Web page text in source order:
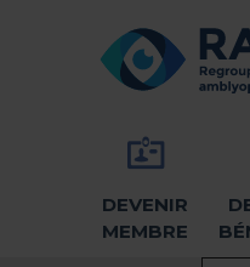
RETOUR À LA
DEVENIR
MEMBRE